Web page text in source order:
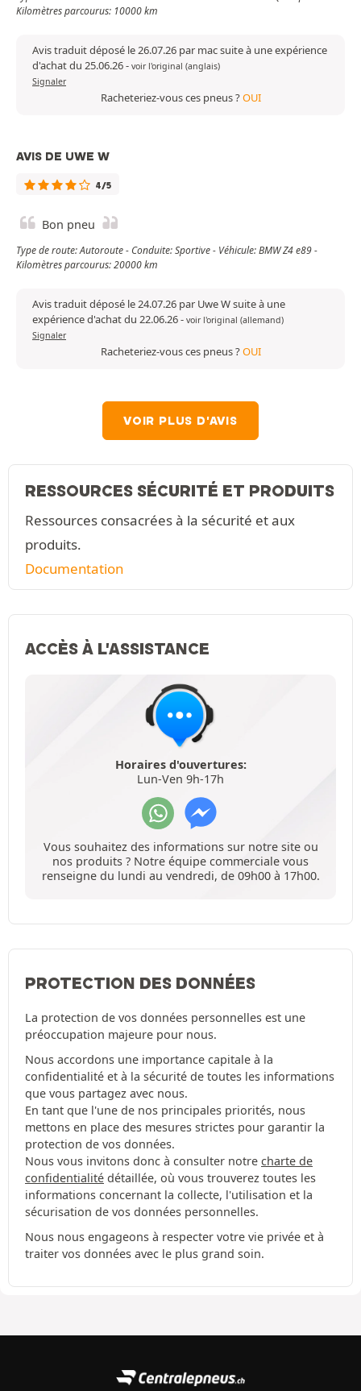
Kilomètres parcourus: 10000 km
Avis traduit déposé le 26.07.26 par mac suite à une expérience
d'achat du 25.06.26- voir l'original (anglais)
Signaler
Racheteriez-vous ces pneus ?OUI
AVIS DE UWE W
4/5
Bon pneu
Type de route: Autoroute - Conduite: Sportive - Véhicule: BMW Z4 e89 -
Kilomètres parcourus: 20000 km
Avis traduit déposé le 24.07.26 par Uwe W suite à une
expérience d'achat du 22.06.26- voir l'original (allemand)
Signaler
Racheteriez-vous ces pneus ?OUI
VOIR PLUS D'AVIS
RESSOURCES SÉCURITÉ ET PRODUITS
Ressources consacrées à la sécurité et aux
produits.
Documentation
ACCÈS À L'ASSISTANCE
Horaires d'ouvertures:
Lun-Ven 9h-17h
Vous souhaitez des informations sur notre site ou
nos produits ? Notre équipe commerciale vous
renseigne du lundi au vendredi, de 09h00 à 17h00.
PROTECTION DES DONNÉES
La protection de vos données personnelles est une
préoccupation majeure pour nous.
Nous accordons une importance capitale à la
confidentialité et à la sécurité de toutes les informations
que vous partagez avec nous.
En tant que l'une de nos principales priorités, nous
mettons en place des mesures strictes pour garantir la
protection de vos données.
Nous vous invitons donc à consulter notre charte de
confidentialité détaillée, où vous trouverez toutes les
informations concernant la collecte, l'utilisation et la
sécurisation de vos données personnelles.
Nous nous engageons à respecter votre vie privée et à
traiter vos données avec le plus grand soin.